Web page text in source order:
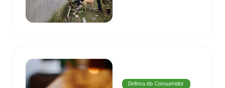
Defesa do Consumidor